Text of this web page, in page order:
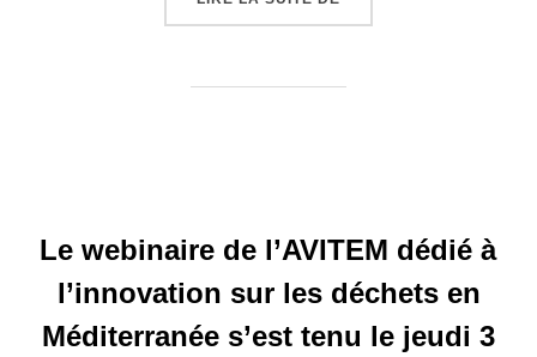
Le webinaire de l’AVITEM dédié à
l’innovation sur les déchets en
Méditerranée s’est tenu le jeudi 3